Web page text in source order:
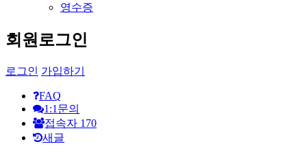
영수증
회원로그인
로그인 가입하기
FAQ
1:1문의
접속자 170
새글